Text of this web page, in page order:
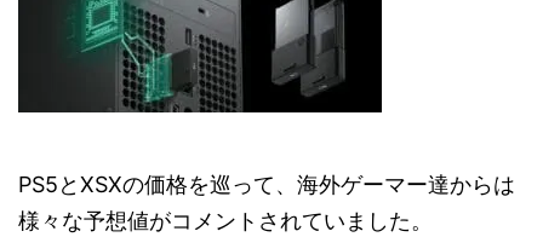
PS5とXSXの価格を巡って、海外ゲーマー達からは
様々な予想値がコメントされていました。